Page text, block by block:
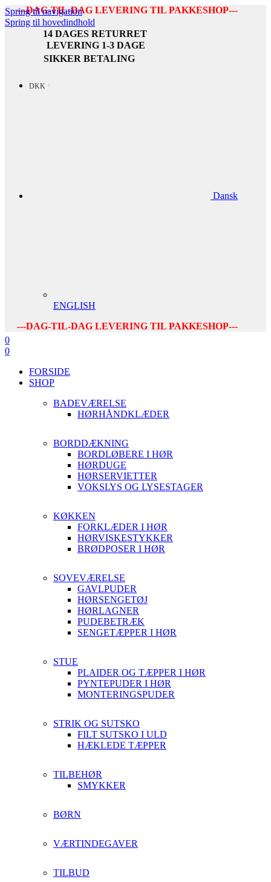
Spring til navigation
Spring til hovedindhold
---DAG-TIL-DAG LEVERING TIL PAKKESHOP---
14 DAGES RETURRET
LEVERING 1-3 DAGE
SIKKER BETALING
DKK
Dansk
ENGLISH
---DAG-TIL-DAG LEVERING TIL PAKKESHOP---
0
0
FORSIDE
SHOP
BADEVÆRELSE
HØRHÅNDKLÆDER
BORDDÆKNING
BORDLØBERE I HØR
HØRDUGE
HØRSERVIETTER
VOKSLYS OG LYSESTAGER
KØKKEN
FORKLÆDER I HØR
HØRVISKESTYKKER
BRØDPOSER I HØR
SOVEVÆRELSE
GAVLPUDER
HØRSENGETØJ
HØRLAGNER
PUDEBETRÆK
SENGETÆPPER I HØR
STUE
PLAIDER OG TÆPPER I HØR
PYNTEPUDER I HØR
MONTERINGSPUDER
STRIK OG SUTSKO
FILT SUTSKO I ULD
HÆKLEDE TÆPPER
TILBEHØR
SMYKKER
BØRN
VÆRTINDEGAVER
TILBUD